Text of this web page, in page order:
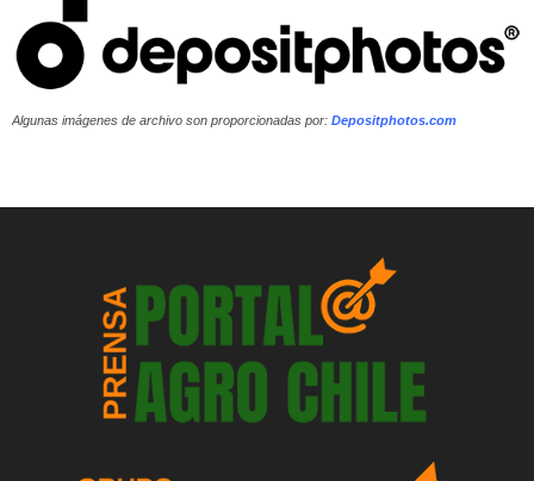
Algunas imágenes de archivo son proporcionadas por: Depositphotos.com